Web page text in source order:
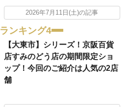
2026年7月11日(土)の記事
ランキング4
【大東市】シリーズ！京阪百貨
店すみのどう店の期間限定ショ
ップ！今回のご紹介は人気の2店
舗